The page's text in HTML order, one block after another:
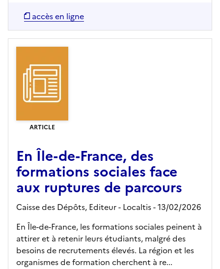
accès en ligne
ARTICLE
En Île-de-France, des
formations sociales face
aux ruptures de parcours
Caisse des Dépôts, Editeur- Localtis- 13/02/2026
En Île-de-France, les formations sociales peinent à
attirer et à retenir leurs étudiants, malgré des
besoins de recrutements élevés. La région et les
organismes de formation cherchent à re...